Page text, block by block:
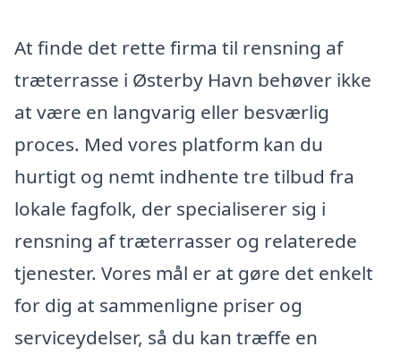
At finde det rette firma til rensning af
træterrasse i Østerby Havn behøver ikke
at være en langvarig eller besværlig
proces. Med vores platform kan du
hurtigt og nemt indhente tre tilbud fra
lokale fagfolk, der specialiserer sig i
rensning af træterrasser og relaterede
tjenester. Vores mål er at gøre det enkelt
for dig at sammenligne priser og
serviceydelser, så du kan træffe en